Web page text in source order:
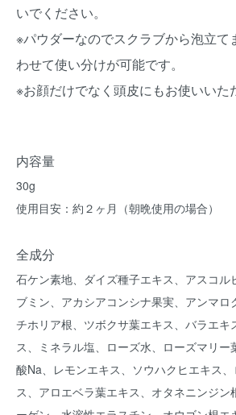
いでください。
※パウダーなのでスクラブから泡立て
わせて使い分けが可能です。
※お顔だけでなく頭皮にもお使いいた
内容量
30g
使用目安：約２ヶ月（朝晩使用の場合）
全成分
石ケン素地、ダイズ種子エキス、アスコル
ブミン、アカシアコンシナ果実、アンマロ
チホリア根、ツボクサ葉エキス、バラエキ
ス、ミネラル塩、ローズ水、ローズマリー
酸Na、レモンエキス、ソウハクヒエキス
ス、アロエベラ葉エキス、オタネニンジン